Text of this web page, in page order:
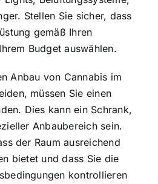
Stellen Sie sicher, dass
gemäß Ihren
Budget auswählen.
Anbau von Cannabis im
müssen Sie einen
Dies kann ein Schrank,
Anbaubereich sein.
der Raum ausreichend
bietet und dass Sie die
kontrollieren